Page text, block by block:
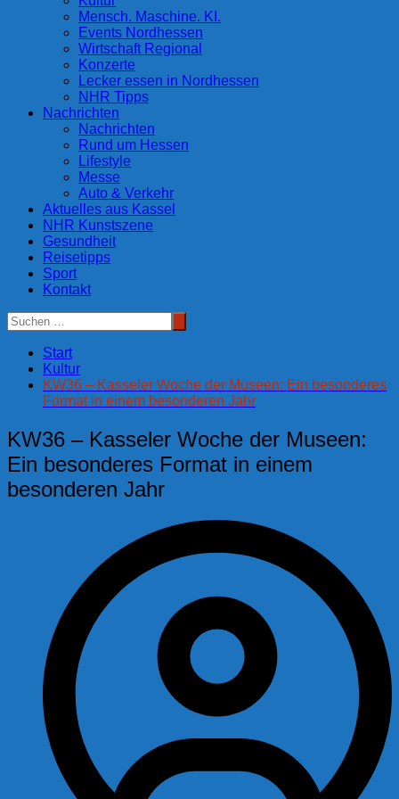
Mensch. Maschine. KI.
Events Nordhessen
Wirtschaft Regional
Konzerte
Lecker essen in Nordhessen
NHR Tipps
Nachrichten
Nachrichten
Rund um Hessen
Lifestyle
Messe
Auto & Verkehr
Aktuelles aus Kassel
NHR Kunstszene
Gesundheit
Reisetipps
Sport
Kontakt
Start
Kultur
KW36 – Kasseler Woche der Museen: Ein besonderes
Format in einem besonderen Jahr
KW36 – Kasseler Woche der Museen:
Ein besonderes Format in einem
besonderen Jahr